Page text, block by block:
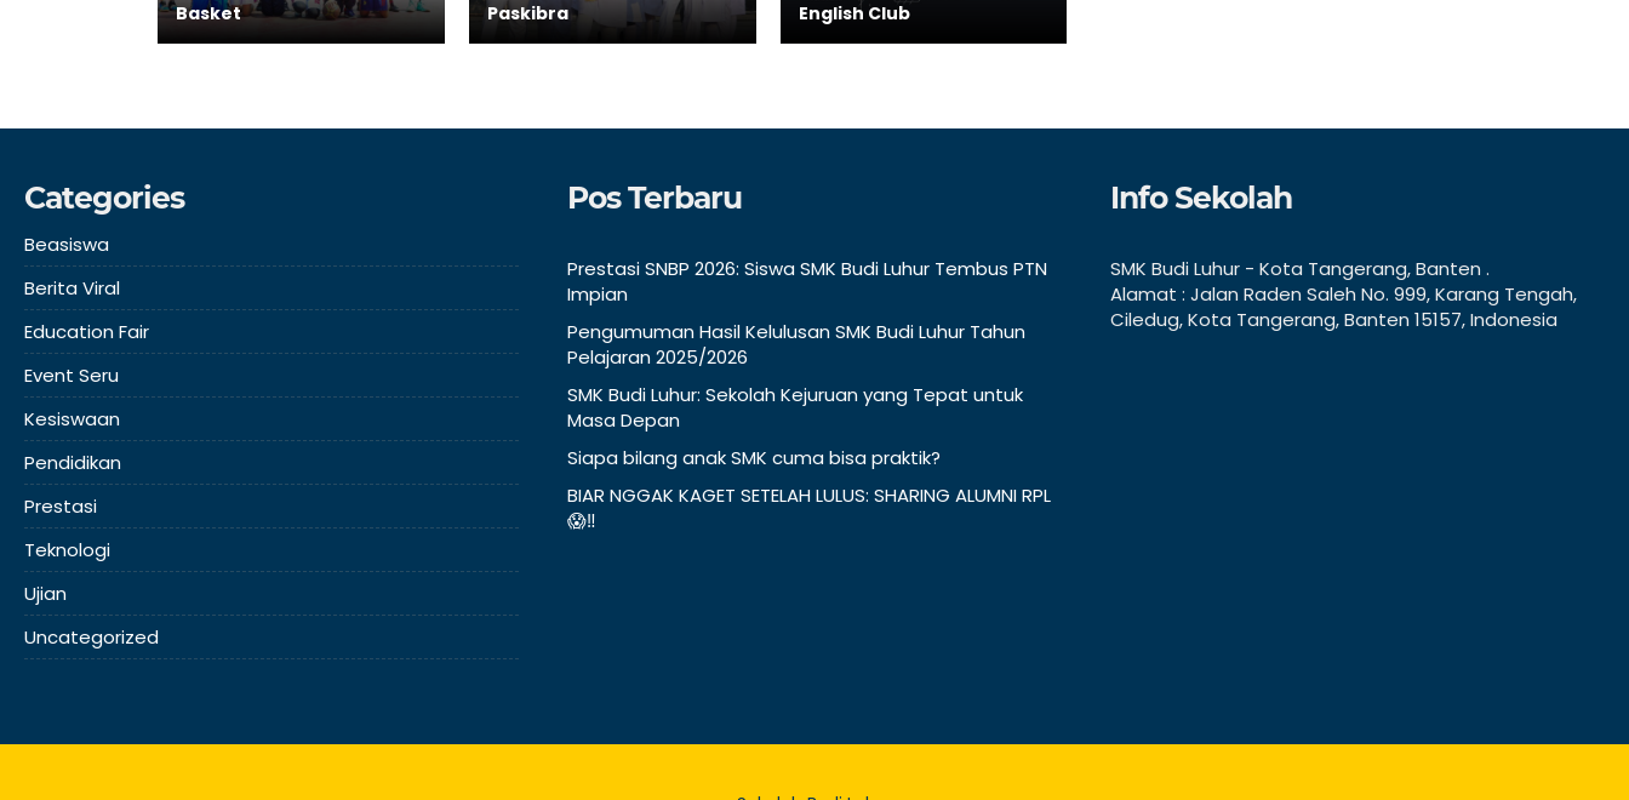
Basket Paskibra English Club
Categories
Beasiswa
Berita Viral
Education Fair
Event Seru
Kesiswaan
Pendidikan
Prestasi
Teknologi
Ujian
Uncategorized
Pos Terbaru
Prestasi SNBP 2026: Siswa SMK Budi Luhur Tembus PTN
Impian
Pengumuman Hasil Kelulusan SMK Budi Luhur Tahun
Pelajaran 2025/2026
SMK Budi Luhur: Sekolah Kejuruan yang Tepat untuk
Masa Depan
Siapa bilang anak SMK cuma bisa praktik?
BIAR NGGAK KAGET SETELAH LULUS: SHARING ALUMNI RPL
😱‼️
Info Sekolah
SMK Budi Luhur - Kota Tangerang, Banten .
Alamat : Jalan Raden Saleh No. 999, Karang Tengah,
Ciledug, Kota Tangerang, Banten 15157, Indonesia